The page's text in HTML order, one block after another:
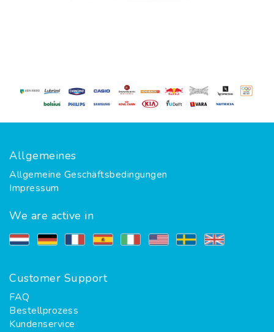
Allgemeines
Allgemeine Geschäftsbedingungen
Impressum
We are active in
Customer Support
FAQ
Bestellprozess
Kundenservice